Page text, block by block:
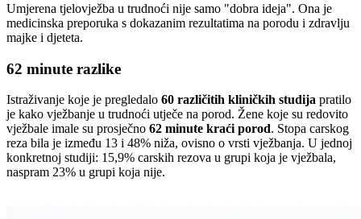
Umjerena tjelovježba u trudnoći nije samo "dobra ideja". Ona je
medicinska preporuka s dokazanim rezultatima na porodu i zdravlju
majke i djeteta.
62 minute razlike
Istraživanje koje je pregledalo 60 različitih kliničkih studija pratilo
je kako vježbanje u trudnoći utječe na porod. Žene koje su redovito
vježbale imale su prosječno 62 minute kraći porod. Stopa carskog
reza bila je između 13 i 48% niža, ovisno o vrsti vježbanja. U jednoj
konkretnoj studiji: 15,9% carskih rezova u grupi koja je vježbala,
naspram 23% u grupi koja nije.